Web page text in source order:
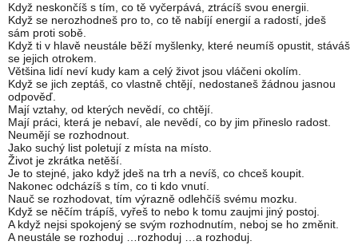
Když neskončíš s tím, co tě vyčerpává, ztrácíš svou energii.
Když se nerozhodneš pro to, co tě nabíjí energií a radostí, jdeš
sám proti sobě.
Když ti v hlavě neustále běží myšlenky, které neumíš opustit, stáváš
se jejich otrokem.
Většina lidí neví kudy kam a celý život jsou vláčeni okolím.
Když se jich zeptáš, co vlastně chtějí, nedostaneš žádnou jasnou
odpověď.
Mají vztahy, od kterých nevědí, co chtějí.
Mají práci, která je nebaví, ale nevědí, co by jim přineslo radost.
Neumějí se rozhodnout.
Jako suchý list poletují z místa na místo.
Život je zkrátka netěší.
Je to stejné, jako když jdeš na trh a nevíš, co chceš koupit.
Nakonec odcházíš s tím, co ti kdo vnutí.
Nauč se rozhodovat, tím výrazně odlehčíš svému mozku.
Když se něčím trápíš, vyřeš to nebo k tomu zaujmi jiný postoj.
A když nejsi spokojený se svým rozhodnutím, neboj se ho změnit.
A neustále se rozhoduj …rozhoduj …a rozhoduj.